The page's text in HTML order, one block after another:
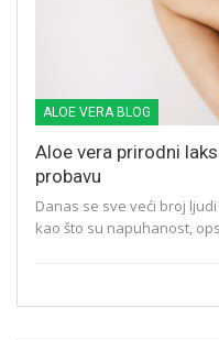
ALOE VERA BLOG
Aloe vera prirodni
probavu
Danas se sve veći broj
kao što su napuhanost,